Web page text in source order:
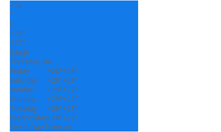
+28
°
C
+28°
+22°
Sangli
Thursday, 06
Friday
+28°+23°
Saturday
+29°+23°
Sunday
+29°+22°
Monday
+29°+22°
Tuesday
+29°+21°
Wednesday+29°+22°
See 7-Day Forecast